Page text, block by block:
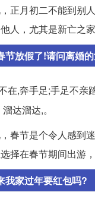
正月初二不能到别
人，尤其是新亡之
节放假了!请问离婚
在,奔手足;手足不亲
达溜达,。
春节是个令人感到
择在春节期间出游
我家过年要红包吗?